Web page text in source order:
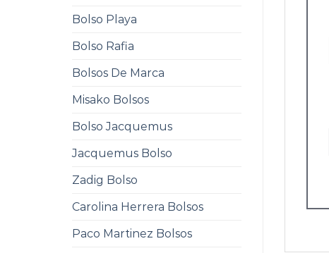
Bolso Playa
Bolso Rafia
Bolsos De Marca
Misako Bolsos
Bolso Jacquemus
Jacquemus Bolso
Zadig Bolso
Carolina Herrera Bolsos
Paco Martinez Bolsos